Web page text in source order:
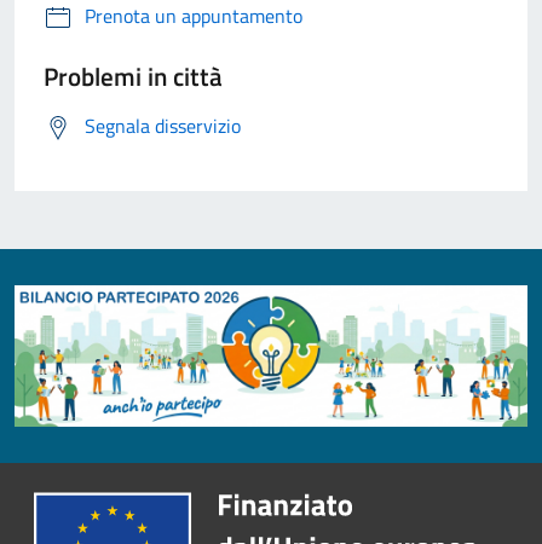
Prenota un appuntamento
Problemi in città
Segnala disservizio